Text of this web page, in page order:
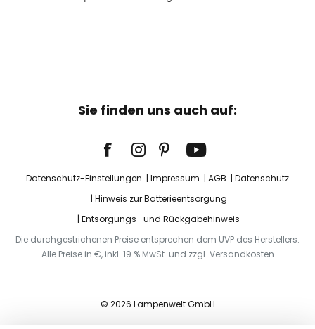
Sie finden uns auch auf:
Datenschutz-Einstellungen Impressum AGB
Datenschutz
Hinweis zur Batterieentsorgung
Entsorgungs- und Rückgabehinweis
Die durchgestrichenen Preise entsprechen dem UVP des Herstellers.
Alle Preise in €, inkl. 19 % MwSt. und zzgl. Versandkosten
© 2026 Lampenwelt GmbH